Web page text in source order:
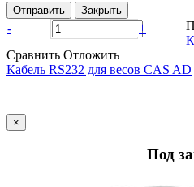
Отправить Закрыть
- +
Сравнить Отложить
Кабель RS232 для весов CAS AD
×
Под